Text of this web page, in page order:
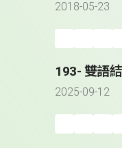
2018-05-23
193- 雙語
2025-09-12